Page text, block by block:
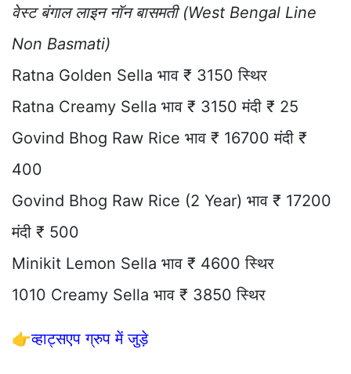
वेस्ट बंगाल लाइन नॉन बासमती (West Bengal Line
Non Basmati)
Ratna Golden Sella भाव ₹ 3150 स्थिर
Ratna Creamy Sella भाव ₹ 3150 मंदी ₹ 25
Govind Bhog Raw Rice भाव ₹ 16700 मंदी ₹
400
Govind Bhog Raw Rice (2 Year) भाव ₹ 17200
मंदी ₹ 500
Minikit Lemon Sella भाव ₹ 4600 स्थिर
1010 Creamy Sella भाव ₹ 3850 स्थिर
👉व्हाट्सएप ग्रुप में जुड़े